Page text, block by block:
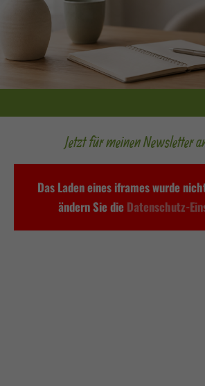
Jetzt für meinen Newsletter
Das Laden eines iframes wurde
ändern Sie die Datenschutz-